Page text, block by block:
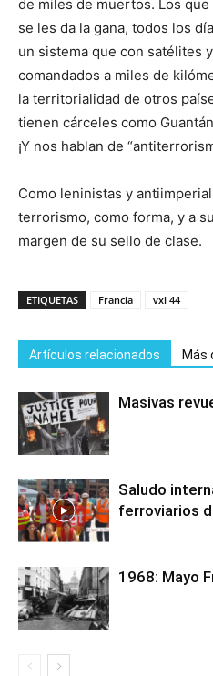
de miles de muertos. Los
se les da la gana, todos los
un sistema que con satélites
comandados a miles de
la territorialidad de otros
tienen cárceles como
¡Y nos hablan de
Como leninistas y
terrorismo, como forma, y a
margen de su sello de clase.
ETIQUETAS Francia vxl 44
Artículos relacionados Más
Masivas
Saludo
ferroviarios
1968: Mayo